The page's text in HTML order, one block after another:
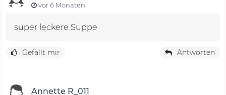
vor 6 Monaten
super leckere Suppe
Gefällt mir Antworten
Annette R_011